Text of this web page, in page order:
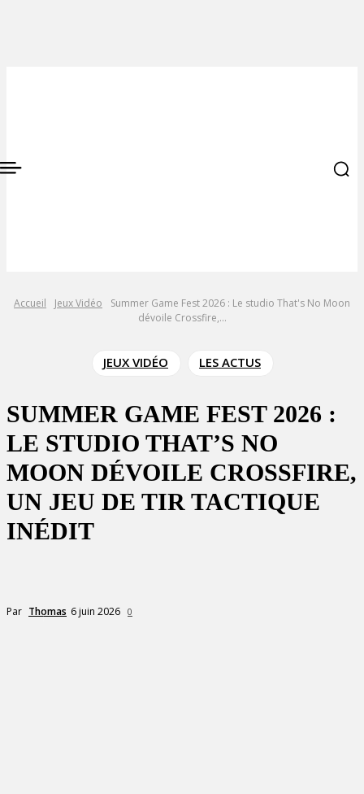
Accueil Jeux Vidéo
Summer Game Fest 2026 : Le studio That's No Moon
dévoile Crossfire,...
JEUX VIDÉO LES ACTUS
SUMMER GAME FEST 2026 :
LE STUDIO THAT’S NO
MOON DÉVOILE CROSSFIRE,
UN JEU DE TIR TACTIQUE
INÉDIT
Par Thomas 6 juin 2026 0